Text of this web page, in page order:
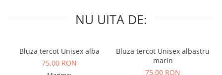
NU UITA DE:
Bluza tercot Unisex alba
75,00 RON
Bluza tercot Unisex albastru
marin
75,00 RON